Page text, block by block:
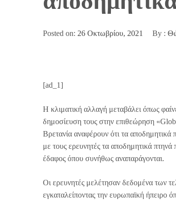
Posted on: 26 Οκτωβρίου, 2021 By :
[ad_1]
Η κλιματική αλλαγή μεταβάλει όπως
δημοσίευση τους στην επιθεώρηση
Βρετανία αναφέρουν ότι τα
με τους ερευνητές τα αποδημητικά
έδαφος όπου συνήθως αναπαράγονται.
Οι ερευνητές μελέτησαν δεδομένα των
εγκαταλείποντας την ευρωπαϊκή ήπειρο